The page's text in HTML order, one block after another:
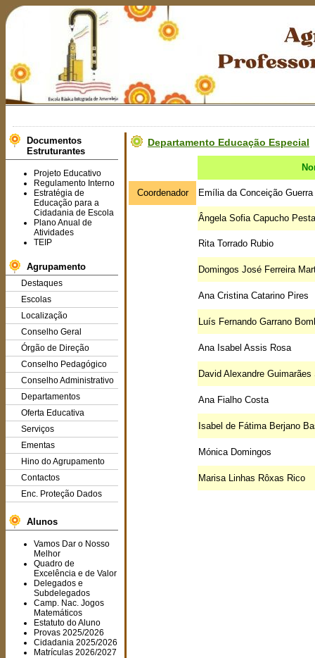
Documentos
Estruturantes
Projeto Educativo
Regulamento Interno
Estratégia de
Educação para a
Cidadania de Escola
Plano Anual de
Atividades
TEIP
Agrupamento
Destaques
Escolas
Localização
Conselho Geral
Órgão de Direção
Conselho Pedagógico
Conselho Administrativo
Departamentos
Oferta Educativa
Serviços
Ementas
Hino do Agrupamento
Contactos
Enc. Proteção Dados
Alunos
Vamos Dar o Nosso
Melhor
Quadro de
Excelência e de Valor
Delegados e
Subdelegados
Camp. Nac. Jogos
Matemáticos
Estatuto do Aluno
Provas 2025/2026
Cidadania 2025/2026
Matrículas 2026/2027
Departamento Educação Especial
Coordenador Emília da Conceição
Ângela Sofia Capucho
Rita Torrado Rubio
Domingos José Ferreira
Ana Cristina Catarino Pires
Luís Fernando Garrano
Ana Isabel Assis Rosa
David Alexandre
Ana Fialho Costa
Isabel de Fátima Berjano
Mónica Domingos
Marisa Linhas Rôxas Rico